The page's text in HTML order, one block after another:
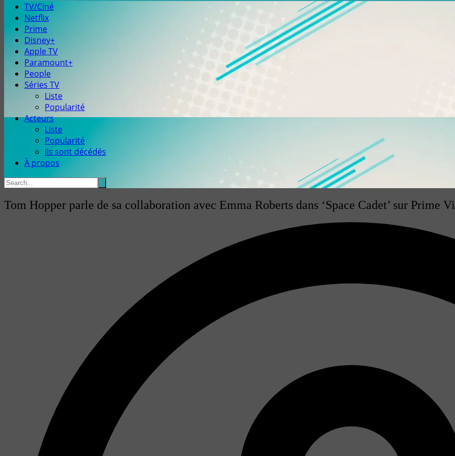
TV/Ciné
Netflix
Prime
Disney+
Apple TV
Paramount+
People
Séries TV
Liste
Popularité
Acteurs
Liste
Popularité
Ils sont décédés
À propos
Tom Hopper parle de sa collaboration avec Emma Roberts dans ‘Space Cadet’ sur Prime